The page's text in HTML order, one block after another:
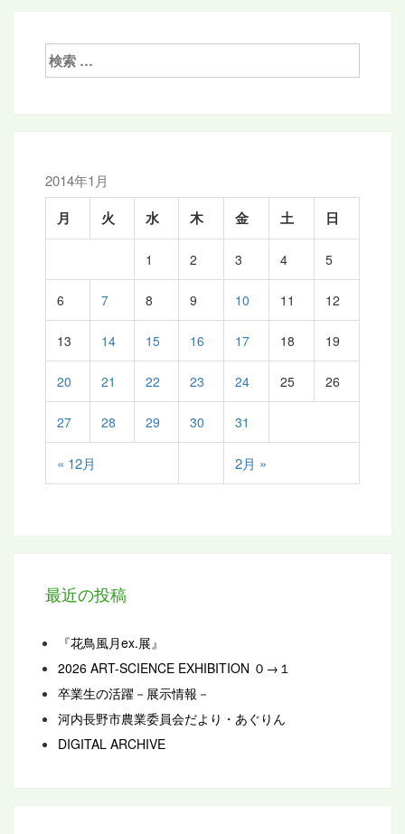
検
索:
2014年1月
月 火 水 木 金 土 日
« 12月 2月 »
1 2 3 4 5
6 7 8 9 10 11 12
13 14 15 16 17 18 19
20 21 22 23 24 25 26
27 28 29 30 31
最近の投稿
『花鳥風月ex.展』
2026 ART-SCIENCE EXHIBITION ０→１
卒業生の活躍－展示情報－
河内長野市農業委員会だより・あぐりん
DIGITAL ARCHIVE